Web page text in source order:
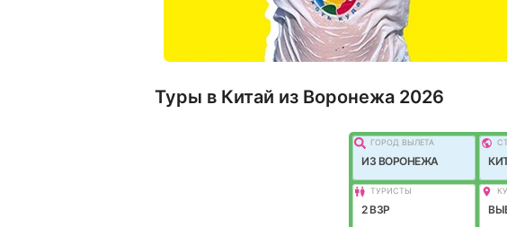
Туры в Китай из Воронежа 2026
ГОРОД ВЫЛEТА
ИЗ ВОРОНЕЖА
ТУРИСТЫ
2 ВЗР